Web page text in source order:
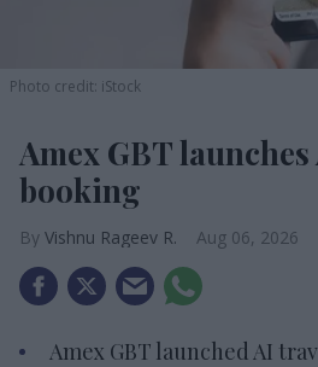
Photo credit: iStock
Amex GBT
booking
Vishnu Rageev R. Aug 06, 2026
Amex GBT launched AI